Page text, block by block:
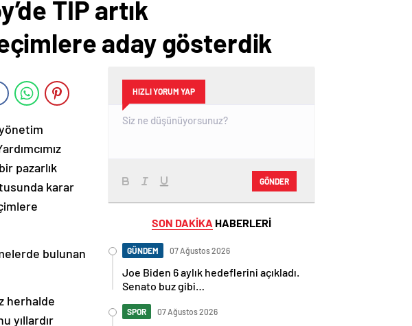
TİP artık
aday gösterdik
pazarlık
karar
bulunan
herhalde
yıllardır
HIZLI YORUM YAP
GÖNDER
SON DAKİKA HABERLERİ
GÜNDEM 07 Ağustos 2026
Joe Biden 6 aylık hedeflerini açıkladı.
Senato buz gibi…
SPOR 07 Ağustos 2026